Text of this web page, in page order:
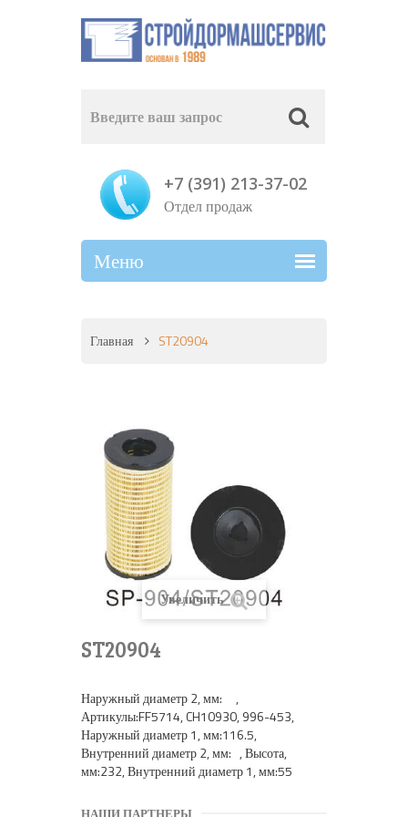
+7 (391) 213-37-02
Отдел продаж
Главная ST20904
Увеличить
ST20904
Наружный диаметр 2, мм: ,
Артикулы:FF5714, CH10930, 996-453,
Наружный диаметр 1, мм:116.5,
Внутренний диаметр 2, мм: , Высота,
мм:232, Внутренний диаметр 1, мм:55